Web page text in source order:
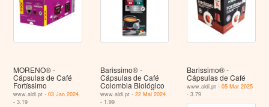
MORENO® -
Cápsulas de Café
Fortíssimo
www.aldi.pt -03 Jan 2024
- 3.19
Barissimo® -
Cápsulas de Café
Colombia Biológico
www.aldi.pt - 22 Mai 2024
- 1.99
Barissimo® -
Cápsulas de Café
www.aldi.pt -05 Mar 2025
- 3.79